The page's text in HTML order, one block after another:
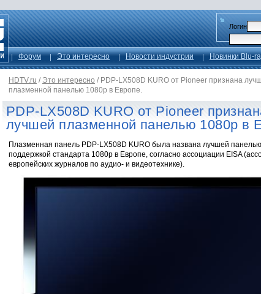
Логин
Форум Это интересно Новости индустрии Новинки Blu-
HDTV.ru / Это интересно / PDP-LX508D KURO от Pioneer признана
плазменной панелью 1080p в Европе.
PDP-LX508D KURO от Pioneer
лучшей плазменной панелью 1080p в
Плазменная панель PDP-LX508D KURO была названа лучшей
поддержкой стандарта 1080p в Европе, согласно ассоциации EISA
европейских журналов по аудио- и видеотехнике).